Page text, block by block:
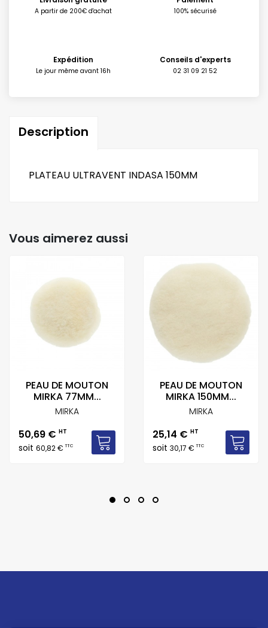
A partir de 200€ d'achat 100% sécurisé
Expédition
Le jour même avant 16h
Conseils d'experts
02 31 09 21 52
Description
PLATEAU ULTRAVENT INDASA 150MM
Vous aimerez aussi
PEAU DE MOUTON
MIRKA 77MM...
MIRKA
Prix
50,69 € HT
soit 60,82 €TTC
PEAU DE MOUTON
MIRKA 150MM...
MIRKA
Prix
25,14 € HT
soit 30,17 €TTC